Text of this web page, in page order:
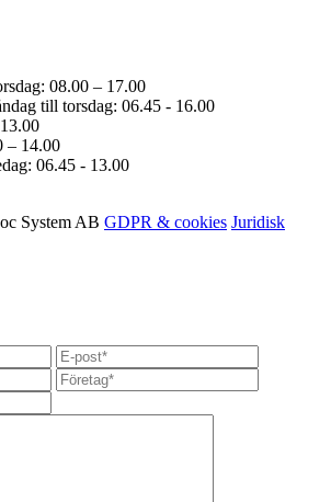
08.00 – 17.00
till torsdag: 06.45 - 16.00
– 14.00
06.45 - 13.00
System AB GDPR & cookies Juridisk